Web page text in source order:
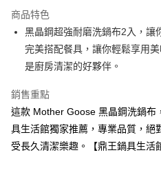
Apple Pay
街口支付
Google Pay
全盈+PAY
商品特色
黑晶鋼超強耐磨洗鍋布2入，讓
完美搭配餐具，讓你輕鬆享用
是廚房清潔的好夥伴。
銷售重點
這款 Mother Goose 黑晶鋼洗鍋布
具生活館獨家推薦，專業品質，絕
受長久清潔樂趣。【鼎王鍋具生活